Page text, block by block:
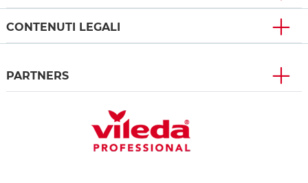
CONTENUTI LEGALI
PARTNERS